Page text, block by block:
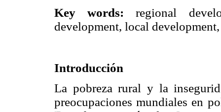
Key words: regional
development, local
Introducción
La pobreza rural y la
preocupaciones mundiales en